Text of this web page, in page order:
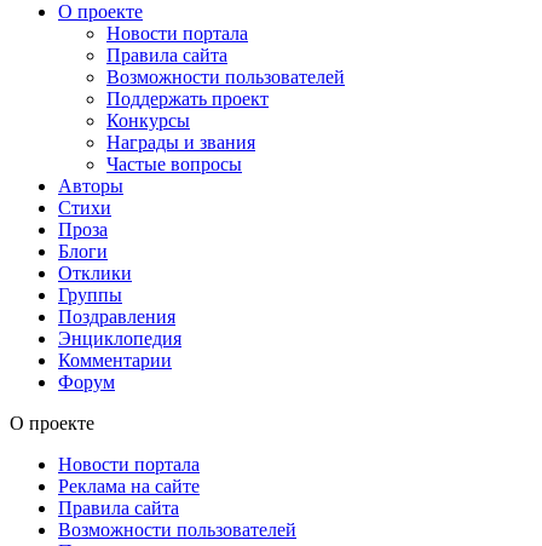
О проекте
Новости портала
Правила сайта
Возможности пользователей
Поддержать проект
Конкурсы
Награды и звания
Частые вопросы
Авторы
Стихи
Проза
Блоги
Отклики
Группы
Поздравления
Энциклопедия
Комментарии
Форум
О проекте
Новости портала
Реклама на сайте
Правила сайта
Возможности пользователей